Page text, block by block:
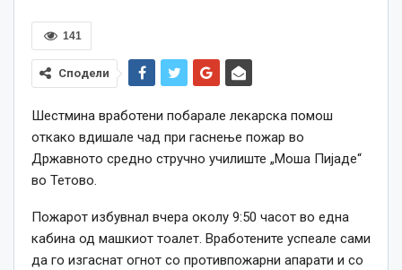
141
Сподели
Шестмина вработени побарале лекарска помош
откако вдишале чад при гаснење пожар во
Државното средно стручно училиште „Моша Пијаде“
во Тетово.
Пожарот избувнал вчера околу 9:50 часот во една
кабина од машкиот тоалет. Вработените успеале сами
да го изгаснат огнот со противпожарни апарати и со